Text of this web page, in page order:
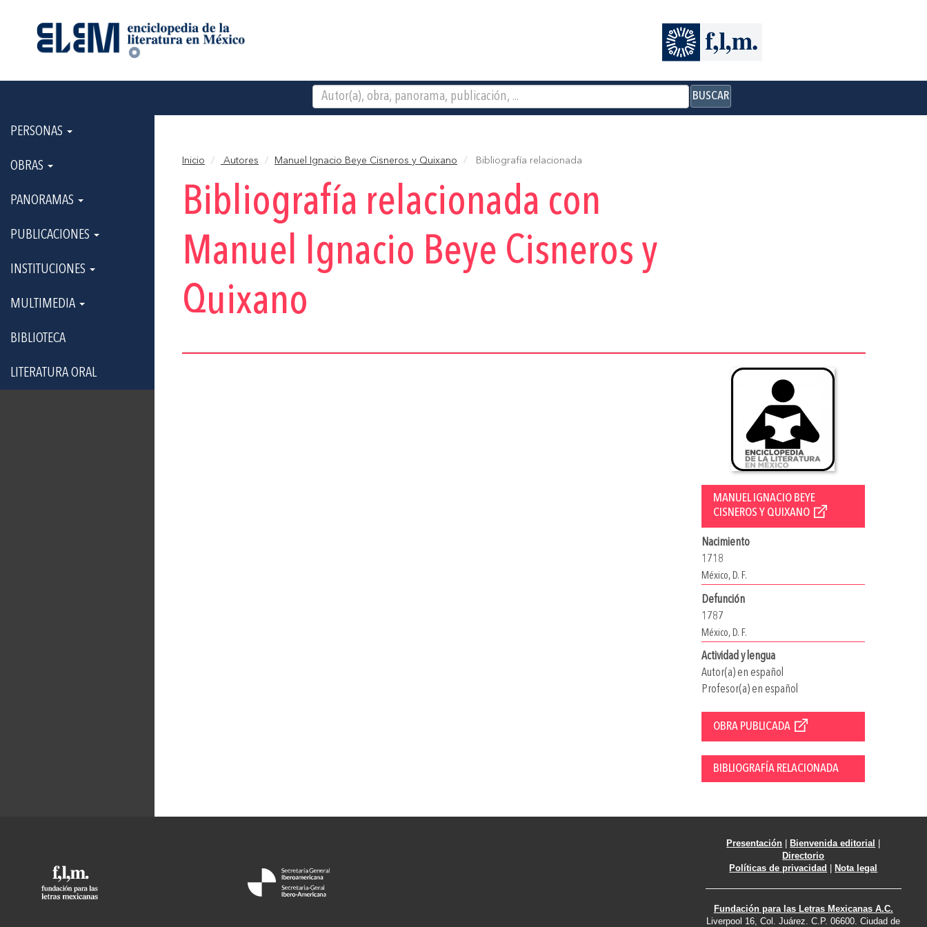
BUSCAR
PERSONAS
OBRAS
PANORAMAS
PUBLICACIONES
INSTITUCIONES
MULTIMEDIA
BIBLIOTECA
LITERATURA ORAL
Inicio Autores Manuel Ignacio Beye Cisneros y Quixano Bibliografía relacionada
Bibliografía relacionada con
Manuel Ignacio Beye Cisneros y
Quixano
MANUEL IGNACIO BEYE
CISNEROS Y QUIXANO
Nacimiento
1718
México, D. F.
Defunción
1787
México, D. F.
Actividad y lengua
Autor(a) en español
Profesor(a) en español
OBRA PUBLICADA
BIBLIOGRAFÍA RELACIONADA
Presentación Bienvenida editorial
Directorio
Políticas de privacidad
Nota legal
Fundación para las Letras Mexicanas A.C.
Liverpool 16, Col. Juárez. C.P. 06600. Ciudad de